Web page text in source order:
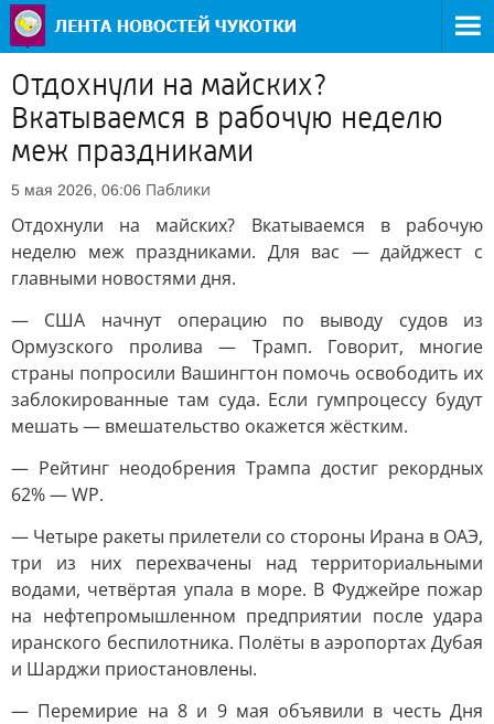
Отдохнули на майских?
Вкатываемся в рабочую неделю
меж праздниками
5 мая 2026, 06:06 Паблики
Отдохнули на майских? Вкатываемся в рабочую
неделю меж праздниками. Для вас — дайджест с
главными новостями дня.
— США начнут операцию по выводу судов из
Ормузского пролива — Трамп. Говорит, многие
страны попросили Вашингтон помочь освободить их
заблокированные там суда. Если гумпроцессу будут
мешать — вмешательство окажется жёстким.
— Рейтинг неодобрения Трампа достиг рекордных
62% — WP.
— Четыре ракеты прилетели со стороны Ирана в ОАЭ,
три из них перехвачены над территориальными
водами, четвёртая упала в море. В Фуджейре пожар
на нефтепромышленном предприятии после удара
иранского беспилотника. Полёты в аэропортах Дубая
и Шарджи приостановлены.
— Перемирие на 8 и 9 мая объявили в честь Дня